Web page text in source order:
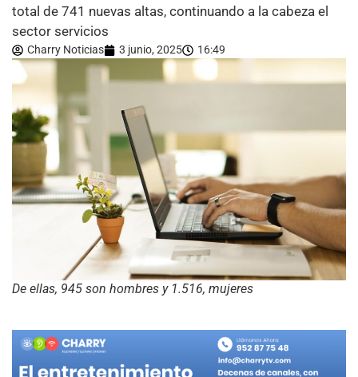
total de 741 nuevas altas, continuando a la cabeza el
sector servicios
Charry Noticias 3 junio, 2025 16:49
De ellas, 945 son hombres y 1.516, mujeres